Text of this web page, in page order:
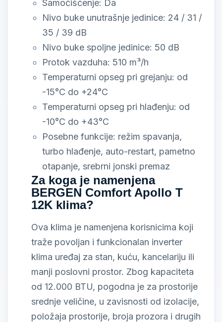
Samočišćenje: Da
Nivo buke unutrašnje jedinice: 24 / 31 /
35 / 39 dB
Nivo buke spoljne jedinice: 50 dB
Protok vazduha: 510 m³/h
Temperaturni opseg pri grejanju: od
-15°C do +24°C
Temperaturni opseg pri hlađenju: od
-10°C do +43°C
Posebne funkcije: režim spavanja,
turbo hlađenje, auto-restart, pametno
otapanje, srebrni jonski premaz
Za koga je namenjena
BERGEN Comfort Apollo T
12K klima?
Ova klima je namenjena korisnicima koji
traže povoljan i funkcionalan inverter
klima uređaj za stan, kuću, kancelariju ili
manji poslovni prostor. Zbog kapaciteta
od 12.000 BTU, pogodna je za prostorije
srednje veličine, u zavisnosti od izolacije,
položaja prostorije, broja prozora i drugih